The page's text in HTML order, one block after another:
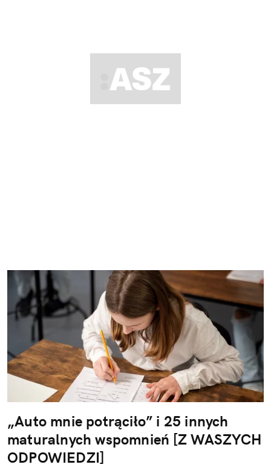
„Auto mnie potrąciło” i 25 innych
maturalnych wspomnień [Z WASZYCH
ODPOWIEDZI]